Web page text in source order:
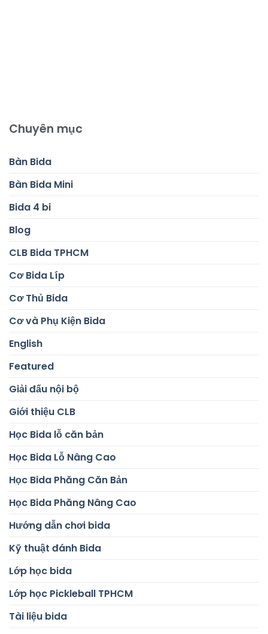
Chuyên mục
Bàn Bida
Bàn Bida Mini
Bida 4 bi
Blog
CLB Bida TPHCM
Cơ Bida Líp
Cơ Thủ Bida
Cơ và Phụ Kiện Bida
English
Featured
Giải đấu nội bộ
Giới thiệu CLB
Học Bida lỗ căn bản
Học Bida Lỗ Nâng Cao
Học Bida Phăng Căn Bản
Học Bida Phăng Nâng Cao
Hướng dẫn chơi bida
Kỹ thuật đánh Bida
Lớp học bida
Lớp học Pickleball TPHCM
Tài liệu bida